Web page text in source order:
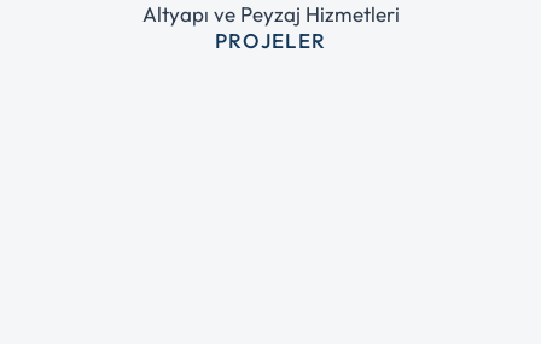
Altyapı ve Peyzaj Hizmetleri
PROJELER